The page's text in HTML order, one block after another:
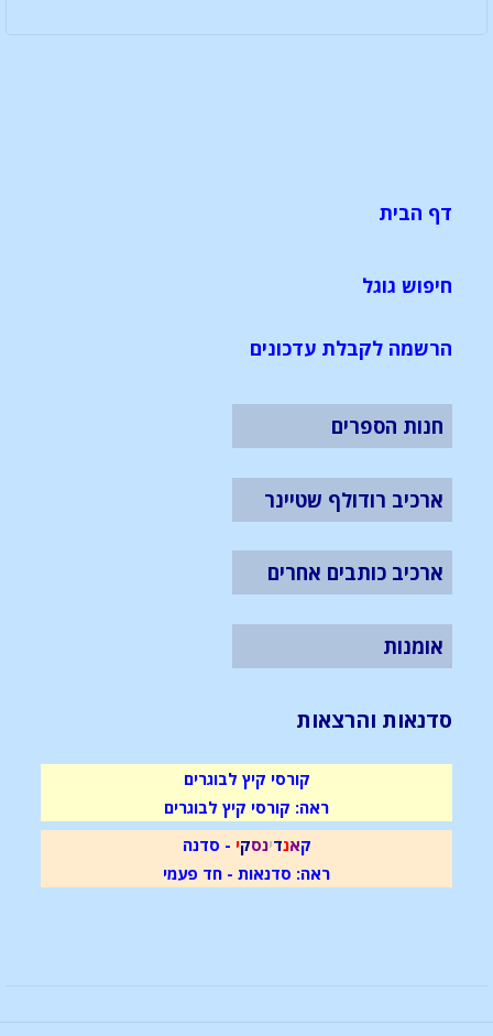
דף הבית
חיפוש גוגל
הרשמה לקבלת עדכונים
חנות הספרים
ארכיב רודולף שטיינר
ארכיב כותבים אחרים
אומנות
סדנאות והרצאות
קורסי קיץ לבוגרים
ראה: קורסי קיץ לבוגרים
קאנדינסקי - סדנה
ראה: סדנאות - חד פעמי